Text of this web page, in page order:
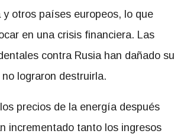
y otros países europeos, lo que
en una crisis financiera. Las
contra Rusia han dañado su
lograron destruirla.
precios de la energía después
incrementado tanto los ingresos